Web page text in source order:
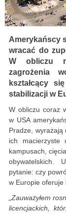
Amerykańscy
wracać do
W obliczu
zagrożenia
kształcący
stabilizacji w
W obliczu coraz
w USA
Pradze,
ich macierzyste
kampusach,
obywatelskich.
pytanie: czy
w Europie oferuje
„Zauważyłem
licencjackich,